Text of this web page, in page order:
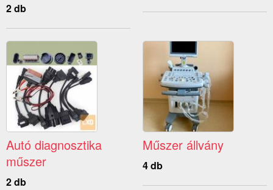
2 db
Autó diagnosztika
műszer
2 db
Műszer állvány
4 db